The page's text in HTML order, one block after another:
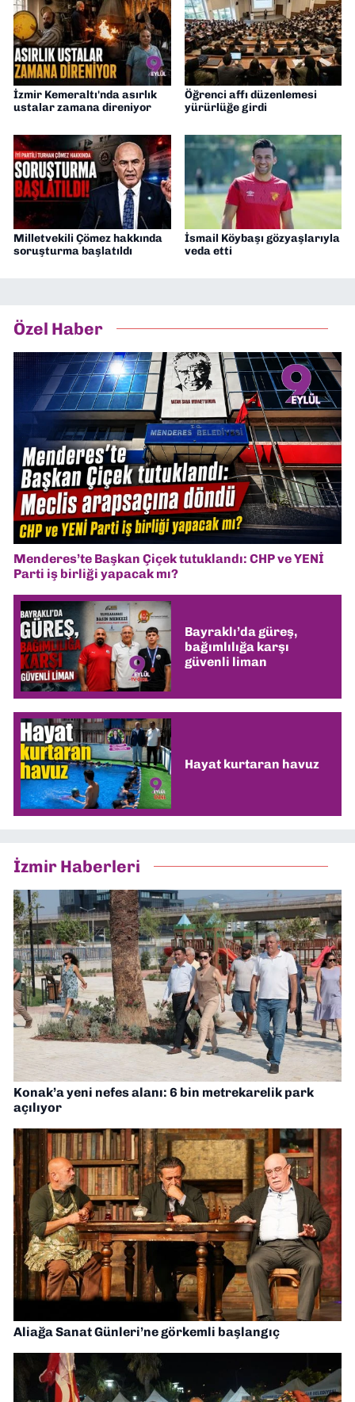
İzmir Kemeraltı'nda asırlık
ustalar zamana direniyor
Öğrenci affı düzenlemesi
yürürlüğe girdi
Milletvekili Çömez hakkında
soruşturma başlatıldı
İsmail Köybaşı gözyaşlarıyla
veda etti
Özel Haber
Menderes’te Başkan Çiçek tutuklandı: CHP ve YENİ
Parti iş birliği yapacak mı?
Bayraklı’da güreş,
bağımlılığa karşı
güvenli liman
Hayat kurtaran havuz
İzmir Haberleri
Konak’a yeni nefes alanı: 6 bin metrekarelik park
açılıyor
Aliağa Sanat Günleri’ne görkemli başlangıç